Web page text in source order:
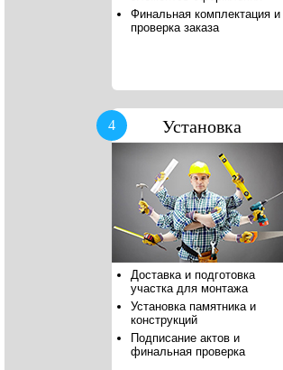
Финальная комплектация и
проверка заказа
4 Установка
Доставка и подготовка
участка для монтажа
Установка памятника и
конструкций
Подписание актов и
финальная проверка